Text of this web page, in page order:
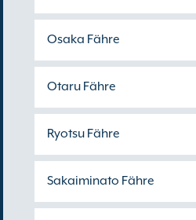
Osaka Fähre
Otaru Fähre
Ryotsu Fähre
Sakaiminato Fähre